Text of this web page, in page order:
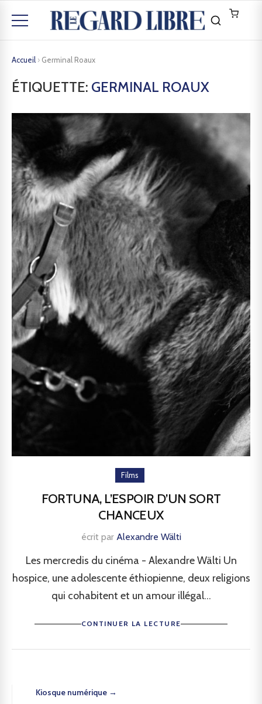
Accueil › Germinal Roaux
ÉTIQUETTE: GERMINAL ROAUX
Films
FORTUNA, L’ESPOIR D’UN SORT
CHANCEUX
écrit par Alexandre Wälti
Les mercredis du cinéma - Alexandre Wälti Un
hospice, une adolescente éthiopienne, deux religions
qui cohabitent et un amour illégal...
CONTINUER LA LECTURE
Kiosque numérique →